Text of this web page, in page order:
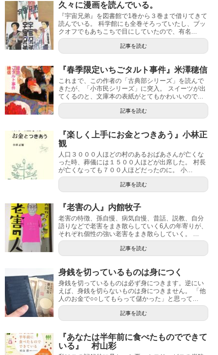
久々に漫画を読んでいる。
『宇宙兄弟』を図書館で1巻から３巻まで借りてきて
読んでいる。 科学館にも全巻そろっていたし、ブッ
クオフでもあちこちで目にしていたので、有名...
記事を読む
『春季限定いちごタルト事件』米澤穂信
これまで、この作者の「古典部シリーズ」を読んで
きたが、「小市民シリーズ」に突入。 スイーツが出
てくるのと、文庫本の表紙がとてもかわいいので...
記事を読む
『楽しく上手にお金とつきあう』小林正
観
人口３０００人ほどの村のあるおばあさんが亡くな
った時、葬儀には１５００人ほどが出席した。 村長
が亡くなっても７００人ほどだったのに。 小...
記事を読む
『老害の人』内館牧子
老害の特徴、孫自慢、病気自慢、昔話、説教、自分
語りなどで老害をまき散らしていく6人の年寄りが、
それぞれ個性の強い老害をまき散らしていく。 ...
記事を読む
身銭を切っているものは身につく
身銭を切っているものは必ず身につきます。逆にい
えば、身銭を切らないものは身につきません。 「他
人のお金で○○してもらって儲かった」と思って...
記事を読む
『あなたは半年前に食べたものでできて
いる』 村山彩